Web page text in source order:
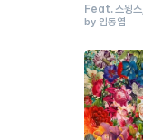
Feat.스윙스
by 임동엽